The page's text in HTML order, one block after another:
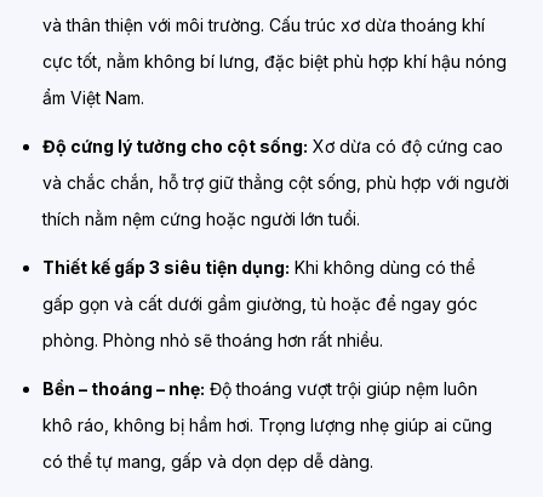
và thân thiện với môi trường. Cấu trúc xơ dừa thoáng khí
cực tốt, nằm không bí lưng, đặc biệt phù hợp khí hậu nóng
ẩm Việt Nam.
Độ cứng lý tưởng cho cột sống: Xơ dừa có độ cứng cao
và chắc chắn, hỗ trợ giữ thẳng cột sống, phù hợp với người
thích nằm nệm cứng hoặc người lớn tuổi.
Thiết kế gấp 3 siêu tiện dụng: Khi không dùng có thể
gấp gọn và cất dưới gầm giường, tủ hoặc để ngay góc
phòng. Phòng nhỏ sẽ thoáng hơn rất nhiều.
Bền – thoáng – nhẹ: Độ thoáng vượt trội giúp nệm luôn
khô ráo, không bị hầm hơi. Trọng lượng nhẹ giúp ai cũng
có thể tự mang, gấp và dọn dẹp dễ dàng.